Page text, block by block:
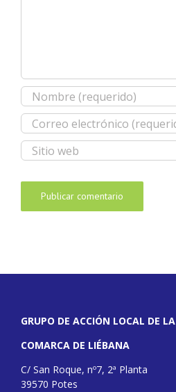
GRUPO DE ACCIÓN LOCAL DE LA
COMARCA DE LIÉBANA
C/ San Roque, nº7, 2ª Planta
39570 Potes